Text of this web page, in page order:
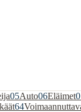
05Auto06Eläimet
64